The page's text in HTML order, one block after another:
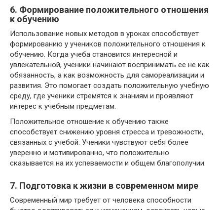
6. Формирование положительного отношения
к обучению
Использование новых методов в уроках способствует
формированию у учеников положительного отношения к
обучению. Когда учеба становится интересной и
увлекательной, ученики начинают воспринимать ее не как
обязанность, а как возможность для самореализации и
развития. Это помогает создать положительную учебную
среду, где ученики стремятся к знаниям и проявляют
интерес к учебным предметам.
Положительное отношение к обучению также
способствует снижению уровня стресса и тревожности,
связанных с учебой. Ученики чувствуют себя более
уверенно и мотивированно, что положительно
сказывается на их успеваемости и общем благополучии.
7. Подготовка к жизни в современном мире
Современный мир требует от человека способности